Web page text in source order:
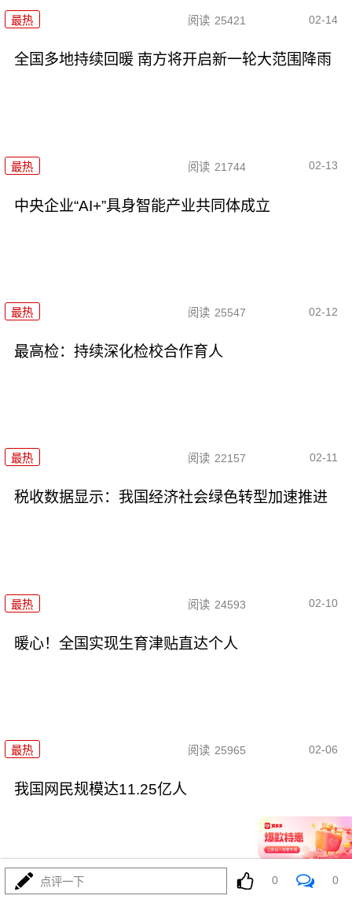
最热 阅读 25421 02-14
全国多地持续回暖 南方将开启新一轮大范围降雨
最热 阅读 21744 02-13
中央企业“AI+”具身智能产业共同体成立
最热 阅读 25547 02-12
最高检：持续深化检校合作育人
最热 阅读 22157 02-11
税收数据显示：我国经济社会绿色转型加速推进
最热 阅读 24593 02-10
暖心！全国实现生育津贴直达个人
最热 阅读 25965 02-06
我国网民规模达11.25亿人
最热 阅读 17579
点评一下 0 0